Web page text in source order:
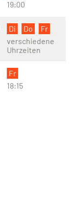
19:00
Di Do
Fr
verschiedene
Uhrzeiten
Fr
18:15